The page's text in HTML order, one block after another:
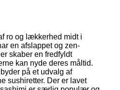
ro og lækkerhed midt i
en afslappet og zen-
skaber en fredfyldt
kan nyde deres måltid.
på et udvalg af
sushiretter. Der er lavet